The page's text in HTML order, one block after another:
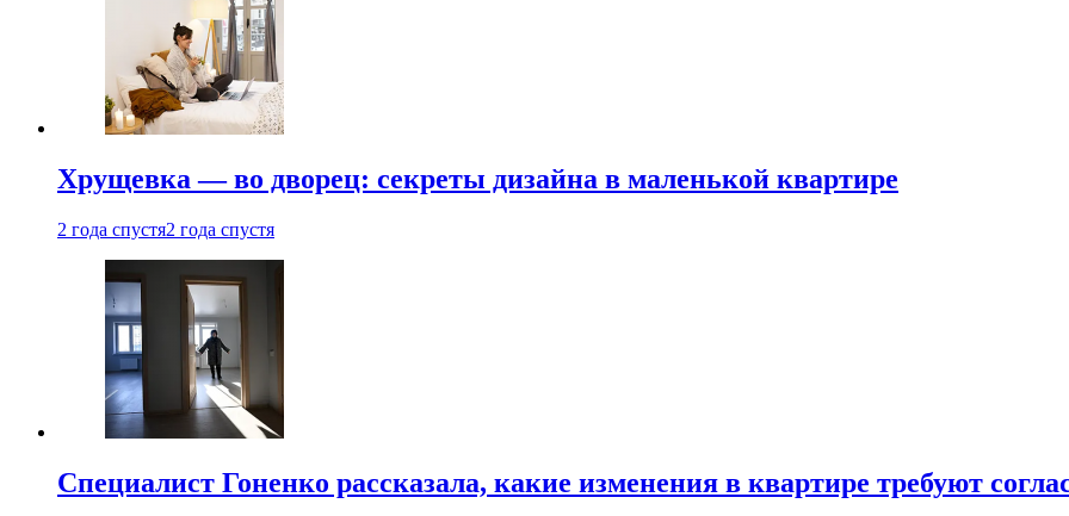
Хрущевка — во дворец: секреты дизайна в маленькой квартире
2 года спустя2 года спустя
Специалист Гоненко рассказала, какие изменения в квартире требуют